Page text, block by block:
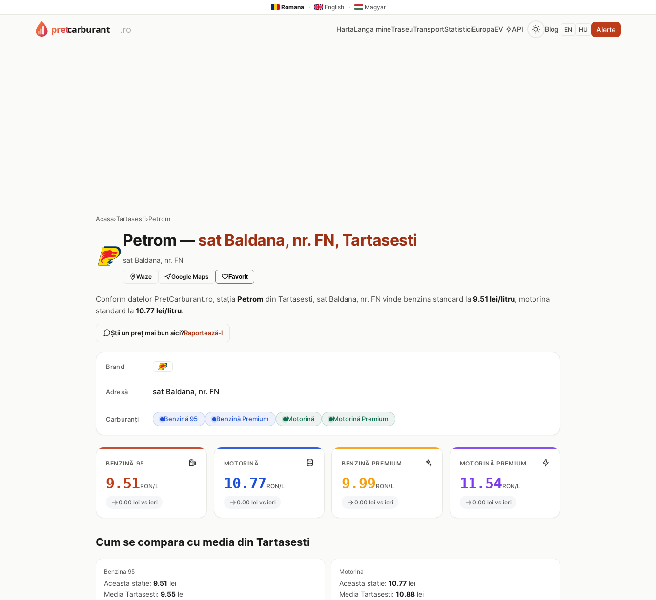
Romana · English · Magyar
HartaLanga mineTraseuTransportStatisticiEuropaEV API Blog EN HU Alerte
Acasa›Tartasesti›Petrom
Petrom —sat Baldana, nr. FN, Tartasesti
sat Baldana, nr. FN
Waze Google Maps Favorit
Conform datelor PretCarburant.ro, stația Petrom din Tartasesti, sat Baldana, nr. FN vinde benzina standard la 9.51 lei/litru, motorina
standard la 10.77 lei/litru.
Știi un preț mai bun aici?Raportează-l
Brand
Adresă sat Baldana, nr. FN
Carburanți Benzină 95 Benzină Premium Motorină Motorină Premium
BENZINĂ 95
9.51RON/L
0.00 lei vs ieri
MOTORINĂ
10.77 RON/L
0.00 lei vs ieri
BENZINĂ PREMIUM
9.99RON/L
0.00 lei vs ieri
MOTORINĂ PREMIUM
11.54RON/L
0.00 lei vs ieri
Cum se compara cu media din Tartasesti
Benzina 95
Aceasta statie: 9.51 lei
Media Tartasesti: 9.55 lei
Motorina
Aceasta statie: 10.77 lei
Media Tartasesti: 10.88 lei